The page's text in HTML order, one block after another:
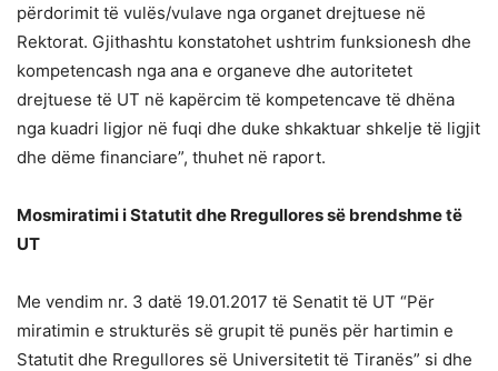
përdorimit të vulës/vulave nga organet drejtuese në
Rektorat. Gjithashtu konstatohet ushtrim funksionesh dhe
kompetencash nga ana e organeve dhe autoritetet
drejtuese të UT në kapërcim të kompetencave të dhëna
nga kuadri ligjor në fuqi dhe duke shkaktuar shkelje të ligjit
dhe dëme financiare”, thuhet në raport.
Mosmiratimi i Statutit dhe Rregullores së brendshme të
UT
Me vendim nr. 3 datë 19.01.2017 të Senatit të UT “Për
miratimin e strukturës së grupit të punës për hartimin e
Statutit dhe Rregullores së Universitetit të Tiranës” si dhe